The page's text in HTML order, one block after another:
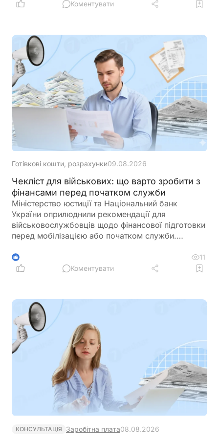
Конституції для цієї категорії заявників
Коментувати
Готівкові кошти, розрахунки09.08.2026
Чекліст для військових: що варто зробити з
фінансами перед початком служби
Міністерство юстиції та Національний банк
України оприлюднили рекомендації для
військовослужбовців щодо фінансової підготовки
перед мобілізацією або початком служби.
документи, перевірити банківські рахунки,
кредити, заощадження та оформити необхідні
1
11
Коментувати
КОНСУЛЬТАЦІЯ Заробітна плата08.08.2026